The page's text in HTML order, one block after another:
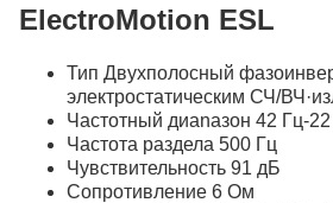
ElectroMotion ESL
Тип Двухполосный
электростатическим СЧ/
Частотный диаnазон 42 Гц-22
Частота раздела 500 Гц
Чувствительность 91 дБ
Сопротивление 6 Ом